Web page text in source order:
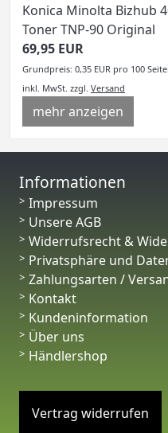
Konica Minolta Bizhub
Toner TNP-90 Original
69,95 EUR
Grundpreis: 0,35 EUR pro 100
inkl. MwSt. zzgl. Versand
mehr anzeigen
Informationen
Impressum
Unsere AGB
Widerrufsrecht &
Privatsphäre und
Zahlungsarten /
Kontakt
Kundeninformation
Über uns
Händlershop
Vertrag widerrufen